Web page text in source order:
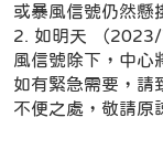
或暴風信號仍然懸
2. 如明天 （
風信號除下，中心
如有緊急需要，請
不便之處，敬請原